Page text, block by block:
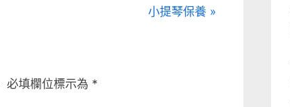
N
小提琴保養
必填欄位標示為 *